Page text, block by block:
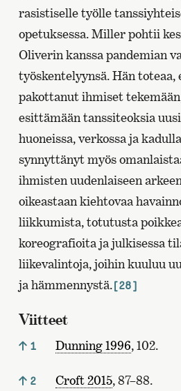
rasistiselle työlle
opetuksessa. Miller pohtii
Oliverin kanssa pandemian
työskentelyynsä. Hän toteaa,
pakottanut ihmiset
esittämään tanssiteoksia
huoneissa, verkossa ja
synnyttänyt myös
ihmisten uudenlaiseen
oikeastaan kiehtovaa
liikkumista, totutusta
koreografioita ja julkisessa
liikevalintoja, joihin kuuluu
ja hämmennystä.[28]
Viitteet
1 Dunning 1996, 102.
2 Croft 2015, 87–88.